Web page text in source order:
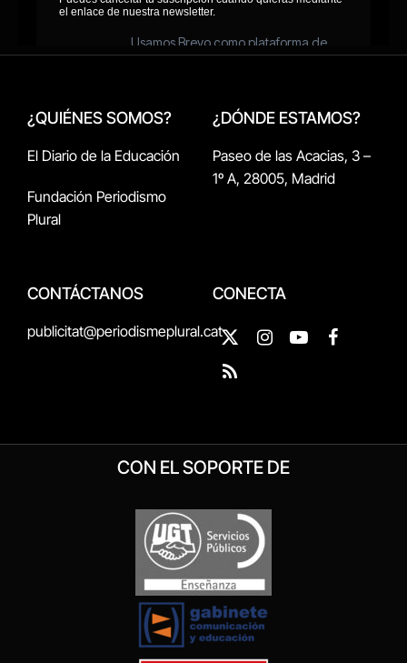
¿QUIÉNES SOMOS?
El Diario de la Educación
Fundación Periodismo
Plural
¿DÓNDE ESTAMOS?
Paseo de las Acacias, 3 –
1º A, 28005, Madrid
CONTÁCTANOS
publicitat@periodismeplural.cat
CONECTA
X
(Twitter)
InstagramYouTubeFacebook
RSS
CON EL SOPORTE DE